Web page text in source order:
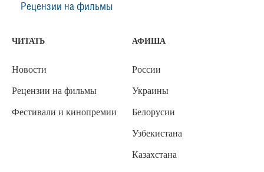
Рецензии на фильмы
ЧИТАТЬ
Новости
Рецензии на фильмы
Фестивали и кинопремии
АФИША
России
Украины
Белорусии
Узбекистана
Казахстана